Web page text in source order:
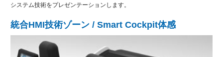
システム技術をプレゼンテーションします。
統合HMI技術ゾーン / Smart Cockpit体感